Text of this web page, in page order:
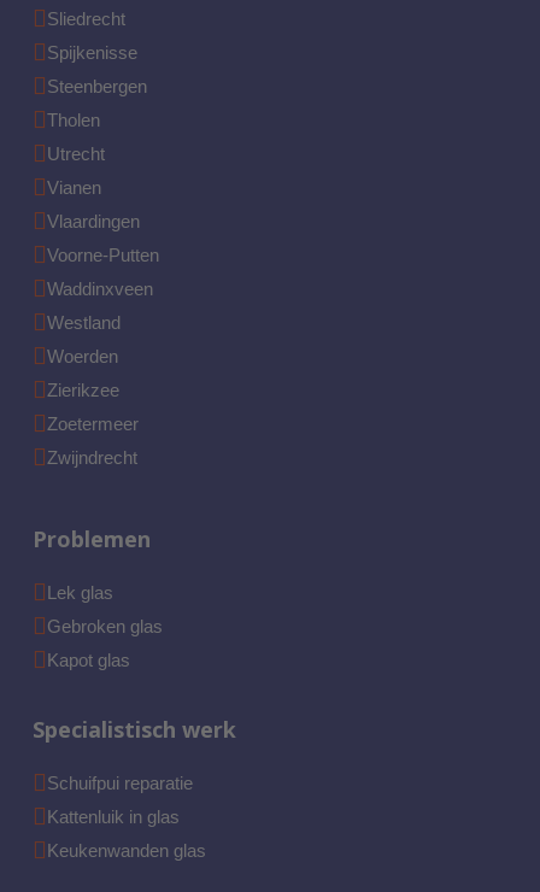
Sliedrecht
Spijkenisse
Steenbergen
Tholen
Utrecht
Vianen
Vlaardingen
Voorne-Putten
Waddinxveen
Westland
Woerden
Zierikzee
Zoetermeer
Zwijndrecht
Problemen
Lek glas
Gebroken glas
Kapot glas
Specialistisch werk
Schuifpui reparatie
Kattenluik in glas
Keukenwanden glas